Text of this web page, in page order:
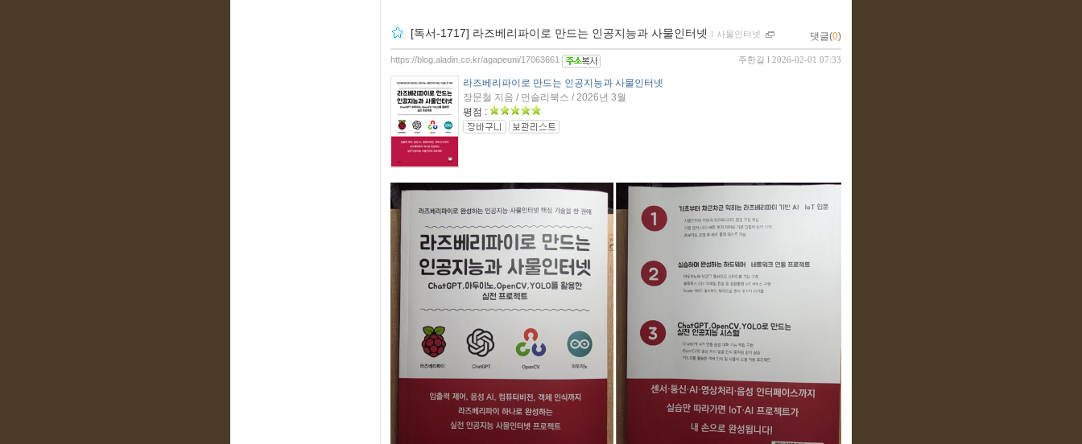
[독서-1717] 라즈베리파이로 만드는 인공지능과 사물인터넷 ｌ 사물인터넷 댓글(0)
주한길 l 2026-02-01 07:33
https://blog.aladin.co.kr/agapeuni/17063661
라즈베리파이로 만드는 인공지능과 사물인터넷
장문철 지음 / 먼슬리북스 / 2026년 3월
평점 :